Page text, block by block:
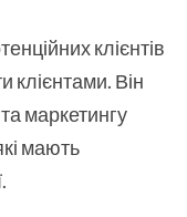
клієнтів
клієнтами. Він
маркетингу
мають